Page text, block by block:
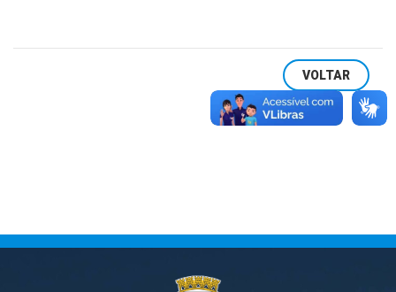
VOLTAR